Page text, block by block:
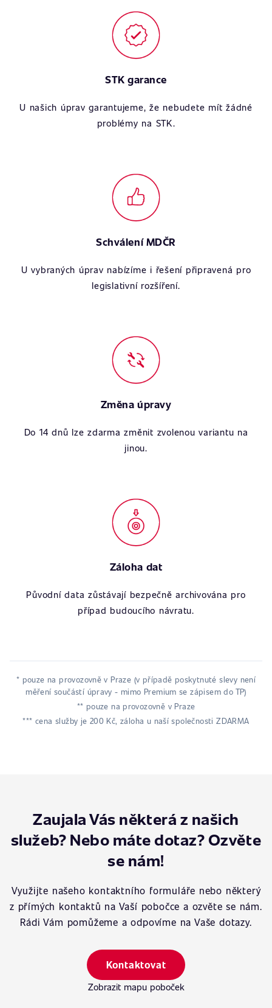
STK garance
U našich úprav garantujeme, že nebudete mít žádné
problémy na STK.
Schválení MDČR
U vybraných úprav nabízíme i řešení připravená pro
legislativní rozšíření.
Změna úpravy
Do 14 dnů lze zdarma změnit zvolenou variantu na
jinou.
Záloha dat
Původní data zůstávají bezpečně archivována pro
případ budoucího návratu.
* pouze na provozovně v Praze (v případě poskytnuté slevy není
měření součástí úpravy - mimo Premium se zápisem do TP)
** pouze na provozovně v Praze
*** cena služby je 200 Kč, záloha u naší společnosti ZDARMA
Zaujala Vás některá z našich
služeb? Nebo máte dotaz? Ozvěte
se nám!
Využijte našeho kontaktního formuláře nebo některý
z přímých kontaktů na Vaší pobočce a ozvěte se nám.
Rádi Vám pomůžeme a odpovíme na Vaše dotazy.
Kontaktovat
Zobrazit mapu poboček